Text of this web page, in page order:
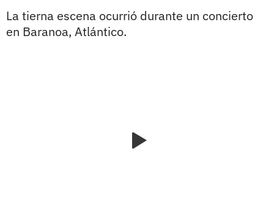
La tierna escena ocurrió durante un concierto
en Baranoa, Atlántico.